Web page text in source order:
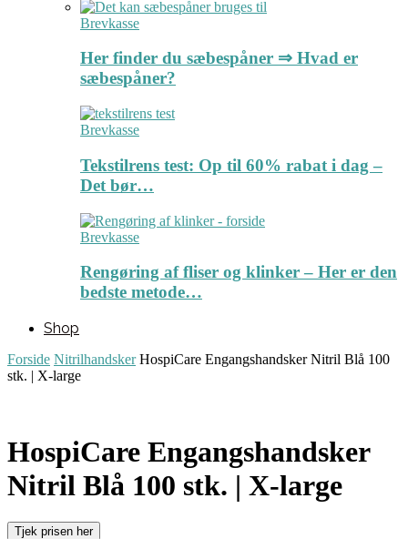
Brevkasse
Her finder du sæbespåner ⇒ Hvad er
sæbespåner?
Brevkasse
Tekstilrens test: Op til 60% rabat i dag –
Det bør…
Brevkasse
Rengøring af fliser og klinker – Her er den
bedste metode…
Shop
Forside Nitrilhandsker HospiCare Engangshandsker Nitril Blå 100
stk. | X-large
HospiCare Engangshandsker
Nitril Blå 100 stk. | X-large
Tjek prisen her